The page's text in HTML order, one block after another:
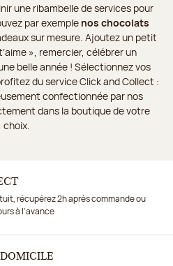
une ribambelle de services pour
par exemple nos chocolats
sur mesure. Ajoutez un petit
», remercier, célébrer un
belle année ! Sélectionnez vos
du service Click and Collect :
confectionnée par nos
dans la boutique de votre
choix.
récupérez 2h après commande ou
à l'avance